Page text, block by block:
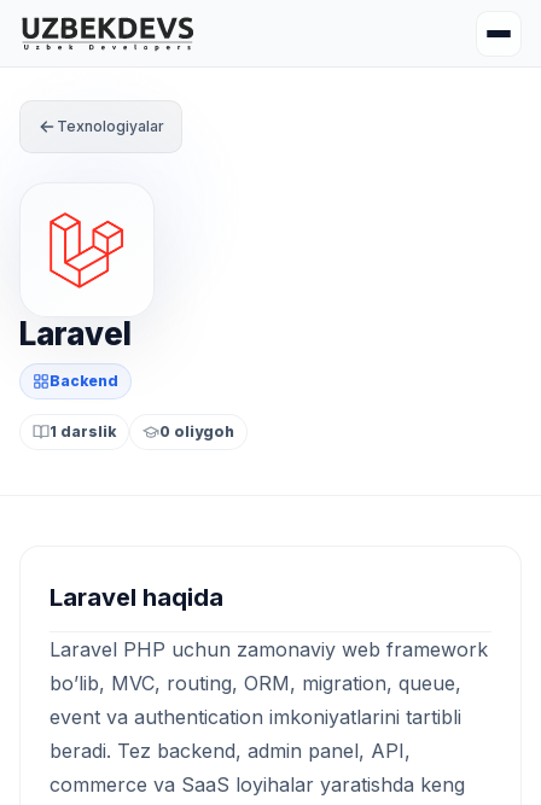
Texnologiyalar
Laravel
Backend
1 darslik 0 oliygoh
Laravel haqida
Laravel PHP uchun zamonaviy web framework
bo’lib, MVC, routing, ORM, migration, queue,
event va authentication imkoniyatlarini tartibli
beradi. Tez backend, admin panel, API,
commerce va SaaS loyihalar yaratishda keng